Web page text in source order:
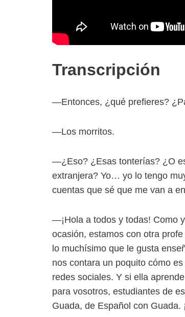
Transcripción
—Entonces, ¿qué prefieres?
—Los morritos.
—¿Eso? ¿Esas tonterías? ¿O
extranjera? Yo… yo lo tengo
cuentas que sé que me van a
—¡Hola a todos y todas! Como
ocasión, estamos con otra
lo muchísimo que le gusta
nos contara un poquito cómo
redes sociales. Y si ella
para vosotros, estudiantes de
Guada, de Español con Guada.